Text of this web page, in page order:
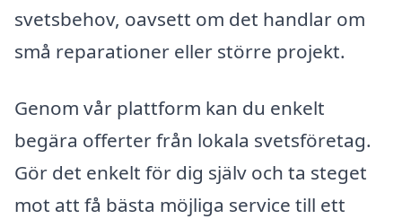
svetsbehov, oavsett om det handlar om
små reparationer eller större projekt.
Genom vår plattform kan du enkelt
begära offerter från lokala svetsföretag.
Gör det enkelt för dig själv och ta steget
mot att få bästa möjliga service till ett